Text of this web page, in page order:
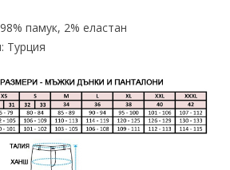
памук, 2% еластан
Турция